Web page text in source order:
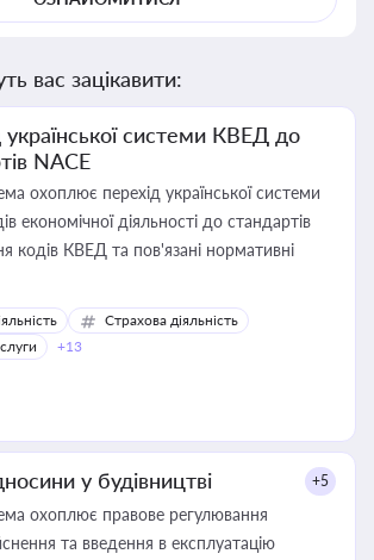
вас зацікавити:
української системи КВЕД до
NACE
охоплює перехід української системи
економічної діяльності до стандартів
кодів КВЕД та пов'язані нормативні
Страхова діяльність
+13
у будівництві +5
охоплює правове регулювання
та введення в експлуатацію